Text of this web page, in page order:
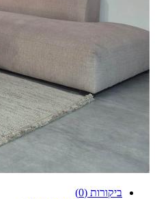
ביקורות (0)